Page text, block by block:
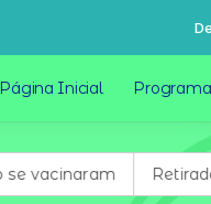
Deus é 10 com
Página Inicial
Retiradas da